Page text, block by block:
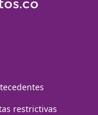
restrictivas